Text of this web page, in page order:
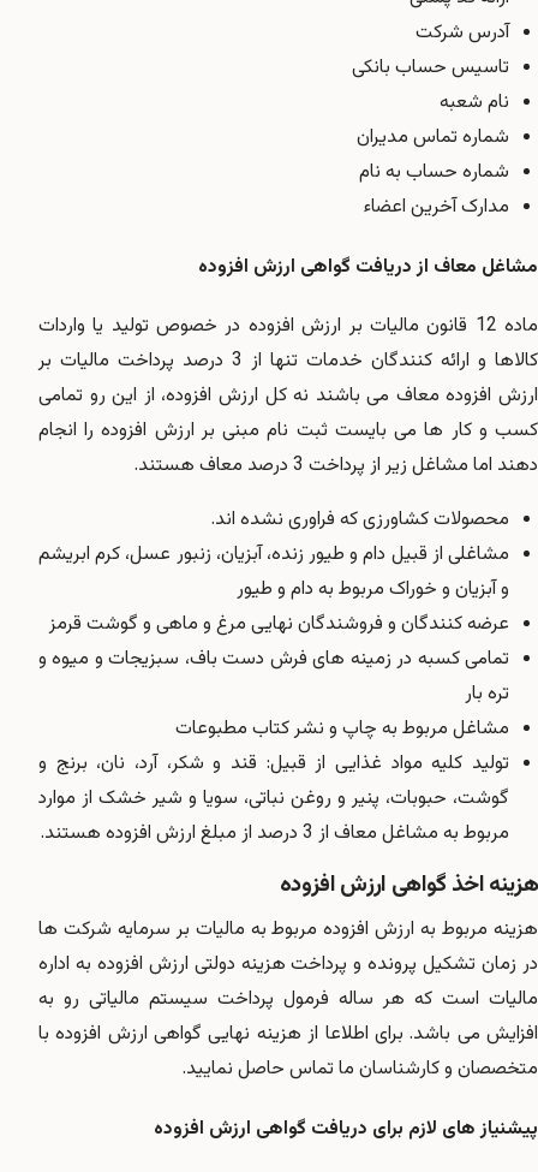
آدرس شرکت
تاسیس حساب بانکی
نام شعبه
شماره تماس مدیران
شماره حساب به نام
مدارک آخرین اعضاء
مشاغل معاف از دریافت گواهی ارزش افزوده
ماده 12 قانون مالیات بر ارزش افزوده در خصوص تولید یا واردات
کالاها و ارائه کنندگان خدمات تنها از 3 درصد پرداخت مالیات بر
ارزش افزوده معاف می باشند نه کل ارزش افزوده، از این رو تمامی
کسب و کار ها می بایست ثبت نام مبنی بر ارزش افزوده را انجام
دهند اما مشاغل زیر از پرداخت 3 درصد معاف هستند.
محصولات کشاورزی که فراوری نشده اند.
مشاغلی از قبیل دام و طیور زنده، آبزیان، زنبور عسل، کرم ابریشم
و آبزیان و خوراک مربوط به دام و طیور
عرضه کنندگان و فروشندگان نهایی مرغ و ماهی و گوشت قرمز
تمامی کسبه در زمینه های فرش دست باف، سبزیجات و میوه و
تره بار
مشاغل مربوط به چاپ و نشر کتاب مطبوعات
تولید کلیه مواد غذایی از قبیل: قند و شکر، آرد، نان، برنج و
گوشت، حبوبات، پنیر و روغن نباتی، سویا و شیر خشک از موارد
مربوط به مشاغل معاف از 3 درصد از مبلغ ارزش افزوده هستند.
هزینه اخذ گواهی ارزش افزوده
هزینه مربوط به ارزش افزوده مربوط به مالیات بر سرمایه شرکت ها
در زمان تشکیل پرونده و پرداخت هزینه دولتی ارزش افزوده به اداره
مالیات است که هر ساله فرمول پرداخت سیستم مالیاتی رو به
افزایش می باشد. برای اطلاعا از هزینه نهایی گواهی ارزش افزوده با
متخصصان و کارشناسان ما تماس حاصل نمایید.
پیشنیاز های لازم برای دریافت گواهی ارزش افزوده